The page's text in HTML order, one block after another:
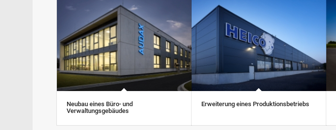
Neubau eines Büro- und
Verwaltungsgebäudes
Erweiterung eines Produktionsbetriebs